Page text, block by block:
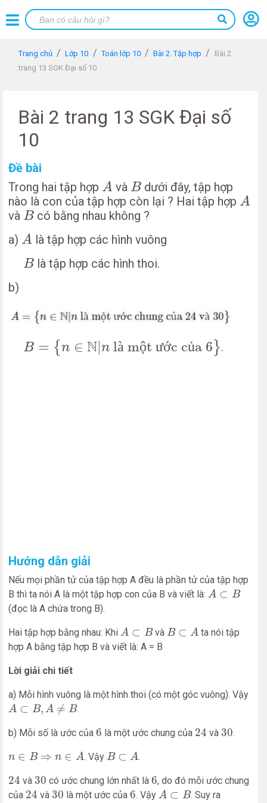
Trang chủ Lớp 10 Toán lớp 10 Bài 2. Tập hợp
Bài 2
trang 13 SGK Đại số 10
Bài 2 trang 13 SGK Đại số
10
Đề bài
Trong hai tập hợp A
A và B
B dưới đây, tập hợp
nào là con của tập hợp còn lại ? Hai tập hợp A
A
và B
B có bằng nhau không ?
a) A
A là tập hợp các hình vuông
B
B là tập hợp các hình thoi.
b)
B = {n ∈ N |n là một ước của 6 }
B= ∈ nlà một ước của6
.
Hướng dẫn giải
Nếu mọi phần tử của tập hợp A đều là phần tử của tập hợp
B thì ta nói A là một tập hợp con của B và viết là: A ⊂ B
A ⊂B
(đọc là A chứa trong B).
Hai tập hợp bằng nhau: Khi A ⊂ B
A ⊂B và B ⊂ A
B⊂A
ta nói tập
hợp A bằng tập hợp B và viết là: A = B
Lời giải chi tiết
a) Mỗi hình vuông là một hình thoi (có một góc vuông). Vậy
A ⊂ B, A ≠ B
A ⊂B ,A B .
b) Mỗi số là ước của 6
6 là một ước chung của 24
24 và 30
30.
n ∈ B ⇒ n ∈ A
∈ B⇒ ∈ . Vậy B ⊂ A
B⊂A .
24
24 và 30
30 có ước chung lớn nhất là 6
6, do đó mỗi ước chung
của 24
24 và 30
30 là một ước của 6
6. Vậy A ⊂ B
A ⊂B . Suy ra